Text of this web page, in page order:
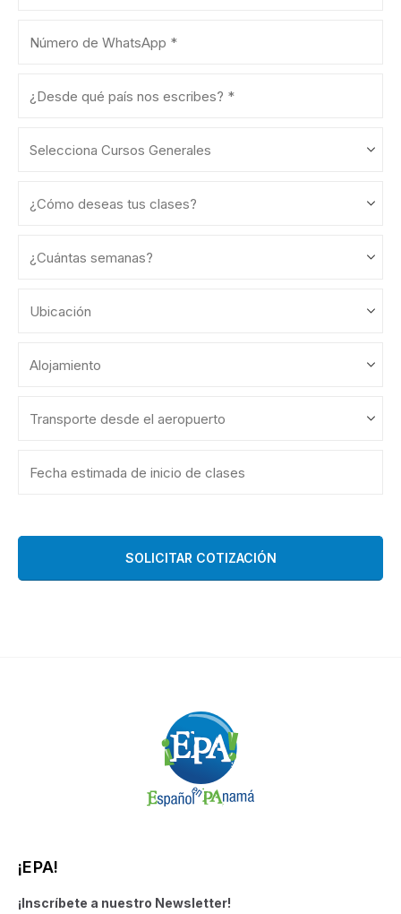
¡EPA!
¡Inscríbete a nuestro Newsletter!